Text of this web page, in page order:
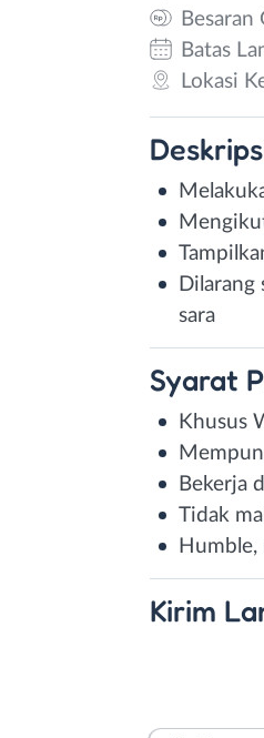
Besaran
Batas
Lokasi
sara
Syarat
Khusus
Bekerja
Tidak
Humble,
Kirim